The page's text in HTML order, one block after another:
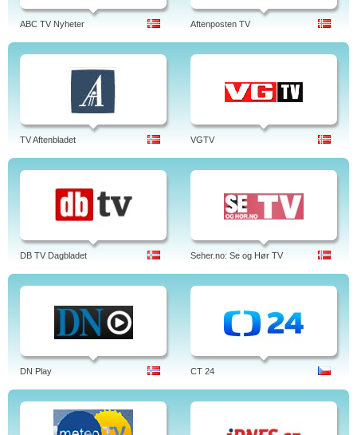
ABC TV Nyheter Aftenposten TV
TV Aftenbladet VGTV
DB TV Dagbladet Seher.no: Se og Hør TV
DN Play CT 24